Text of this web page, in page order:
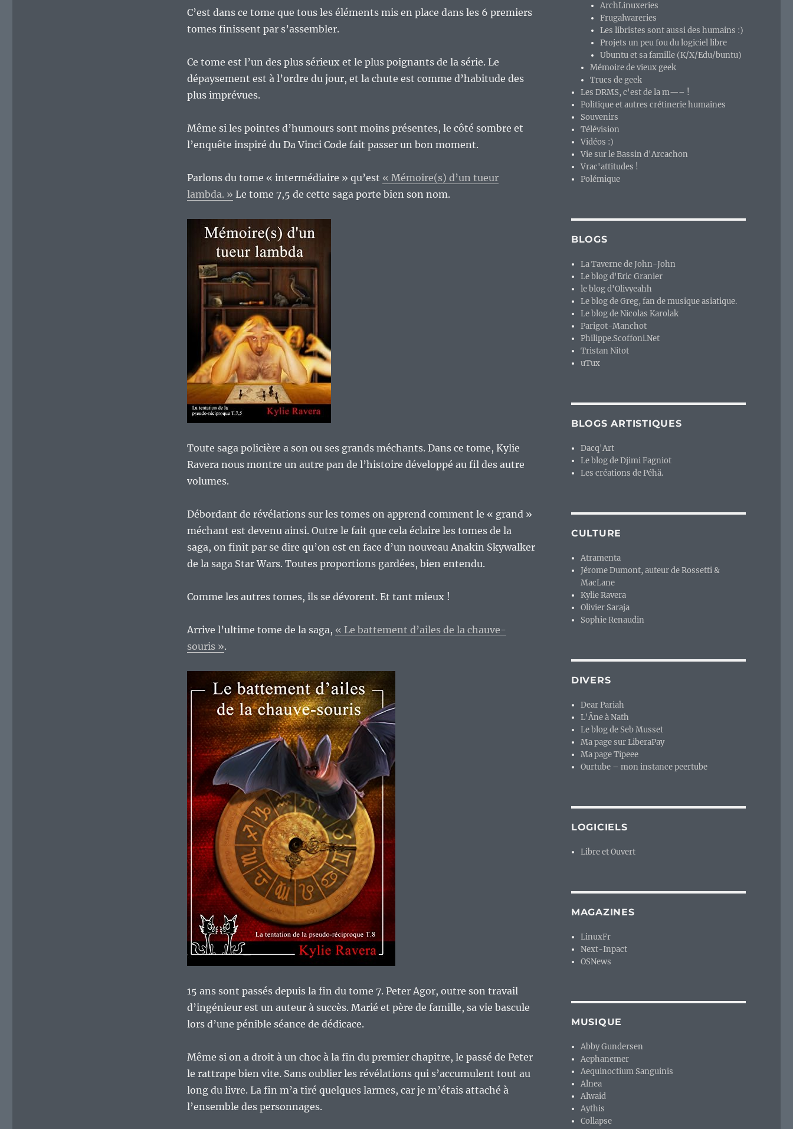
C’est dans ce tome que tous les éléments mis en place dans les 6 premiers
tomes finissent par s’assembler.
Ce tome est l’un des plus sérieux et le plus poignants de la série. Le
dépaysement est à l’ordre du jour, et la chute est comme d’habitude des
plus imprévues.
Même si les pointes d’humours sont moins présentes, le côté sombre et
l’enquête inspiré du Da Vinci Code fait passer un bon moment.
Parlons du tome « intermédiaire » qu’est « Mémoire(s) d’un tueur
lambda. » Le tome 7,5 de cette saga porte bien son nom.
Toute saga policière a son ou ses grands méchants. Dans ce tome, Kylie
Ravera nous montre un autre pan de l’histoire développé au fil des autre
volumes.
Débordant de révélations sur les tomes on apprend comment le « grand »
méchant est devenu ainsi. Outre le fait que cela éclaire les tomes de la
saga, on finit par se dire qu’on est en face d’un nouveau Anakin Skywalker
de la saga Star Wars. Toutes proportions gardées, bien entendu.
Comme les autres tomes, ils se dévorent. Et tant mieux !
Arrive l’ultime tome de la saga, « Le battement d’ailes de la chauve-
souris ».
15 ans sont passés depuis la fin du tome 7. Peter Agor, outre son travail
d’ingénieur est un auteur à succès. Marié et père de famille, sa vie bascule
lors d’une pénible séance de dédicace.
Même si on a droit à un choc à la fin du premier chapitre, le passé de Peter
le rattrape bien vite. Sans oublier les révélations qui s’accumulent tout au
long du livre. La fin m’a tiré quelques larmes, car je m’étais attaché à
l’ensemble des personnages.
ArchLinuxeries
Frugalwareries
Les libristes sont aussi des humains :)
Projets un peu fou du logiciel libre
Ubuntu et sa famille (K/X/Edu/buntu)
Mémoire de vieux geek
Trucs de geek
Les DRMS, c'est de la m—– !
Politique et autres crétinerie humaines
Souvenirs
Télévision
Vidéos :)
Vie sur le Bassin d'Arcachon
Vrac'attitudes !
Polémique
BLOGS
La Taverne de John-John
Le blog d'Eric Granier
le blog d'Olivyeahh
Le blog de Greg, fan de musique asiatique.
Le blog de Nicolas Karolak
Parigot-Manchot
Philippe.Scoffoni.Net
Tristan Nitot
uTux
BLOGS ARTISTIQUES
Dacq'Art
Le blog de Djimi Fagniot
Les créations de Péhä.
CULTURE
Atramenta
Jérome Dumont, auteur de Rossetti &
MacLane
Kylie Ravera
Olivier Saraja
Sophie Renaudin
DIVERS
Dear Pariah
L'Âne à Nath
Le blog de Seb Musset
Ma page sur LiberaPay
Ma page Tipeee
Ourtube – mon instance peertube
LOGICIELS
Libre et Ouvert
MAGAZINES
LinuxFr
Next-Inpact
OSNews
MUSIQUE
Abby Gundersen
Aephanemer
Aequinoctium Sanguinis
Alnea
Alwaid
Aythis
Collapse